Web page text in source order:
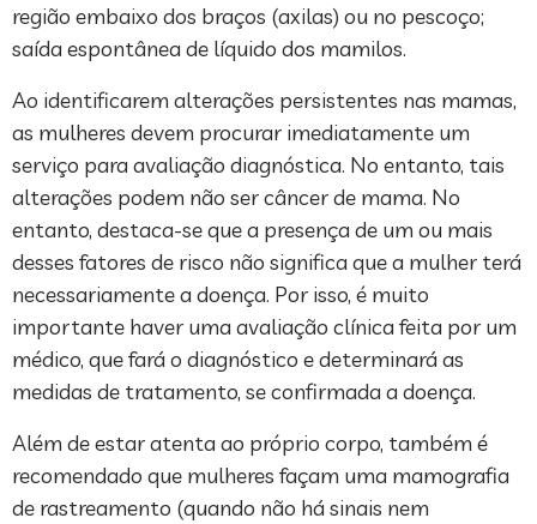
região embaixo dos braços (axilas) ou no pescoço;
saída espontânea de líquido dos mamilos.
Ao identificarem alterações persistentes nas mamas,
as mulheres devem procurar imediatamente um
serviço para avaliação diagnóstica. No entanto, tais
alterações podem não ser câncer de mama. No
entanto, destaca-se que a presença de um ou mais
desses fatores de risco não significa que a mulher terá
necessariamente a doença. Por isso, é muito
importante haver uma avaliação clínica feita por um
médico, que fará o diagnóstico e determinará as
medidas de tratamento, se confirmada a doença.
Além de estar atenta ao próprio corpo, também é
recomendado que mulheres façam uma mamografia
de rastreamento (quando não há sinais nem